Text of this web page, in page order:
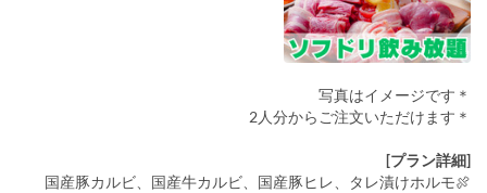
＊写真はイメージです
＊2人分からご注文いただけます
[プラン詳細]
🍖国産豚カルビ、国産牛カルビ、国産豚ヒレ、タレ漬けホルモ